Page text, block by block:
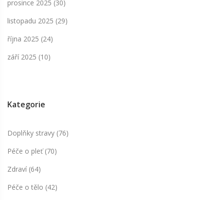
prosince 2025 (30)
listopadu 2025 (29)
října 2025 (24)
září 2025 (10)
Kategorie
Doplňky stravy (76)
Péče o pleť(70)
Zdraví (64)
Péče o tělo (42)